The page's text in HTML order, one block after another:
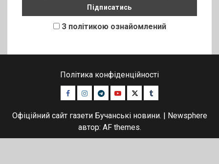
З політикою ознайомлений
Політика конфіденційності
Facebook
Instagram
TelegramYoutubeTwitterTumblr
Офіційний сайт газети Бучанські новини.
Newsphere
автор: AF themes.